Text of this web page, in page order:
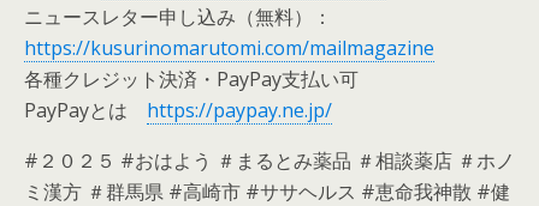
ニュースレター申し込み（無料）：
https://kusurinomarutomi.com/mailmagazine
各種クレジット決済・PayPay支払い可
PayPayとは https://paypay.ne.jp/
#２０２５ #おはよう ＃まるとみ薬品 ＃相談薬店 ＃ホノ
ミ漢方 ＃群馬県 #高崎市 #ササヘルス #恵命我神散 #健